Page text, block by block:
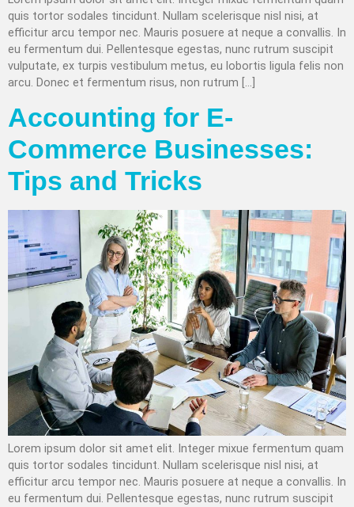
quis tortor sodales tincidunt. Nullam scelerisque nisl nisi, at
efficitur arcu tempor nec. Mauris posuere at neque a convallis. In
eu fermentum dui. Pellentesque egestas, nunc rutrum suscipit
vulputate, ex turpis vestibulum metus, eu lobortis ligula felis non
arcu. Donec et fermentum risus, non rutrum […]
Accounting for E-
Commerce Businesses:
Tips and Tricks
Lorem ipsum dolor sit amet elit. Integer mixue fermentum quam
quis tortor sodales tincidunt. Nullam scelerisque nisl nisi, at
efficitur arcu tempor nec. Mauris posuere at neque a convallis. In
eu fermentum dui. Pellentesque egestas, nunc rutrum suscipit